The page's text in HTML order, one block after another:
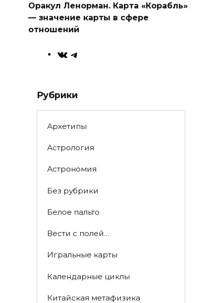
Оракул Ленорман. Карта «Корабль»
— значение карты в сфере
отношений
ВКонтакте
Рубрики
Архетипы
Астрология
Астрономия
Без рубрики
Белое пальто
Вести с полей…
Игральные карты
Календарные циклы
Китайская метафизика